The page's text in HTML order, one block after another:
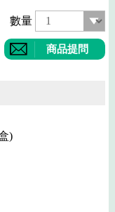
數量
商品提問
)